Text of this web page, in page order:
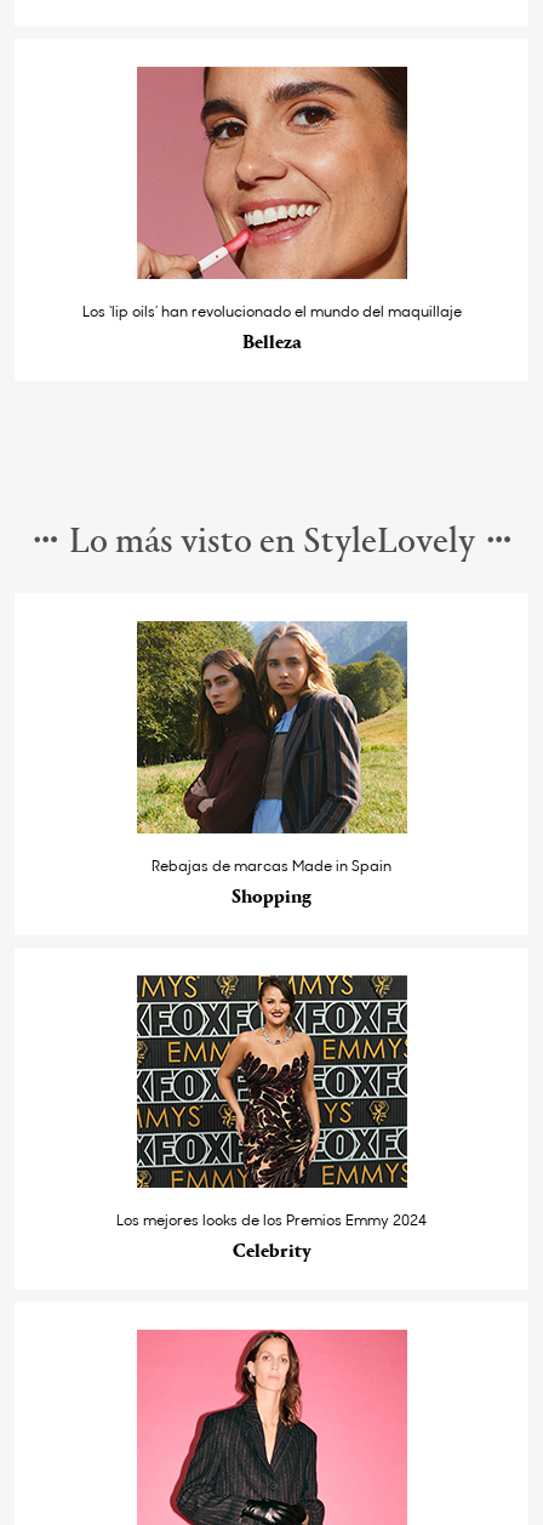
Los ‘lip oils’ han revolucionado el mundo del maquillaje
Belleza
Lo más visto en StyleLovely
Rebajas de marcas Made in Spain
Shopping
Los mejores looks de los Premios Emmy 2024
Celebrity